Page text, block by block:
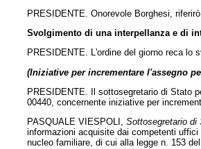
PRESIDENTE. Onorevole Borghesi,
Svolgimento di una interpellanza e di
PRESIDENTE. L'ordine del giorno reca lo
(Iniziative per incrementare l'assegno
PRESIDENTE. Il sottosegretario di Stato
00440, concernente iniziative per
PASQUALE VIESPOLI,Sottosegretario
informazioni acquisite dai competenti
nucleo familiare, di cui alla legge n. 153